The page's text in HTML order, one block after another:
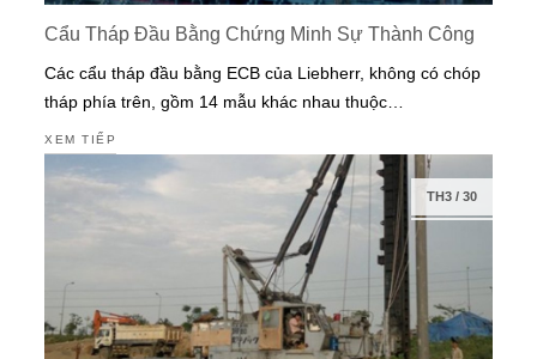
Cẩu Tháp Đầu Bằng Chứng Minh Sự Thành Công
Các cẩu tháp đầu bằng ECB của Liebherr, không có chóp
tháp phía trên, gồm 14 mẫu khác nhau thuộc…
XEM TIẾP
TH3/ 30